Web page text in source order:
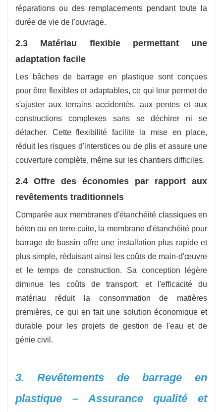
réparations ou des remplacements pendant toute la
durée de vie de l'ouvrage.
2.3 Matériau flexible permettant une
adaptation facile
Les bâches de barrage en plastique sont conçues
pour être flexibles et adaptables, ce qui leur permet de
s'ajuster aux terrains accidentés, aux pentes et aux
constructions complexes sans se déchirer ni se
détacher. Cette flexibilité facilite la mise en place,
réduit les risques d'interstices ou de plis et assure une
couverture complète, même sur les chantiers difficiles.
2.4 Offre des économies par rapport aux
revêtements traditionnels
Comparée aux membranes d'étanchéité classiques en
béton ou en terre cuite, la membrane d'étanchéité pour
barrage de bassin offre une installation plus rapide et
plus simple, réduisant ainsi les coûts de main-d'œuvre
et le temps de construction. Sa conception légère
diminue les coûts de transport, et l'efficacité du
matériau réduit la consommation de matières
premières, ce qui en fait une solution économique et
durable pour les projets de gestion de l'eau et de
génie civil.
3. Revêtements de barrage en
plastique – Assurance qualité et